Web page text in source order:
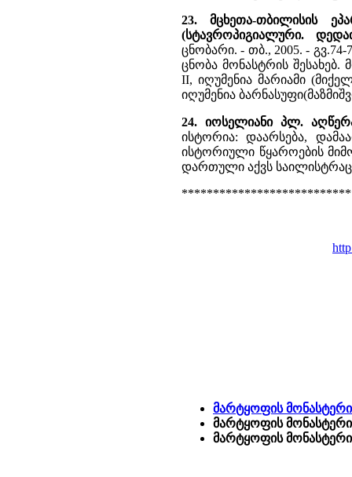
23. მცხეთა-თბილისის
(სტავროპიგიალური.
ცნობარი. - თბ., 2005. -
ცნობა მონასტრის
II, იღუმენია მარიამი
იღუმენია
24. იოსელიანი პლ.
ისტორია: დაარსება,
ისტორიული წყაროების
დართული აქვს
მარტყოფის
მარტყოფის
მარტყოფის